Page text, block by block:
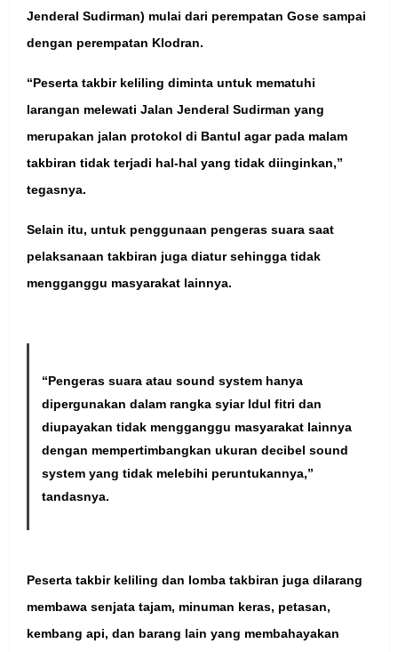
Jenderal Sudirman) mulai dari perempatan Gose sampai
dengan perempatan Klodran.
“Peserta takbir keliling diminta untuk mematuhi
larangan melewati Jalan Jenderal Sudirman yang
merupakan jalan protokol di Bantul agar pada malam
takbiran tidak terjadi hal-hal yang tidak diinginkan,”
tegasnya.
Selain itu, untuk penggunaan pengeras suara saat
pelaksanaan takbiran juga diatur sehingga tidak
mengganggu masyarakat lainnya.
“Pengeras suara atau sound system hanya
dipergunakan dalam rangka syiar Idul fitri dan
diupayakan tidak mengganggu masyarakat lainnya
dengan mempertimbangkan ukuran decibel sound
system yang tidak melebihi peruntukannya,”
tandasnya.
Peserta takbir keliling dan lomba takbiran juga dilarang
membawa senjata tajam, minuman keras, petasan,
kembang api, dan barang lain yang membahayakan